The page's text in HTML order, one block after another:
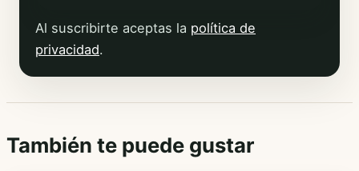
Al suscribirte aceptas la política de
privacidad.
También te puede gustar